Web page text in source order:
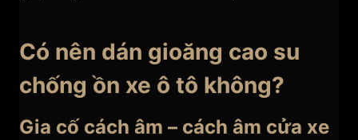
Có nên dán gioăng cao su
chống ồn xe ô tô không?
Gia cố cách âm – cách âm cửa xe